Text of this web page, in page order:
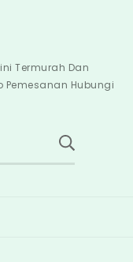
Termurah Dan
Pemesanan Hubungi